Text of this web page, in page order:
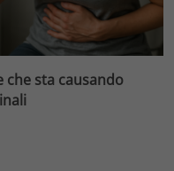
che sta causando